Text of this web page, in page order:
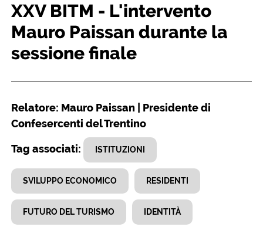
XXV BITM - L'intervento
Mauro Paissan durante la
sessione finale
Relatore: Mauro Paissan | Presidente di
Confesercenti del Trentino
Tag associati: ISTITUZIONI
SVILUPPO ECONOMICO RESIDENTI
FUTURO DEL TURISMO IDENTITÀ